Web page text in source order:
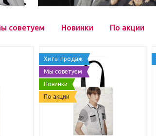
советуем Новинки По акции
Хиты продаж
Мы советуем
Новинки
По акции